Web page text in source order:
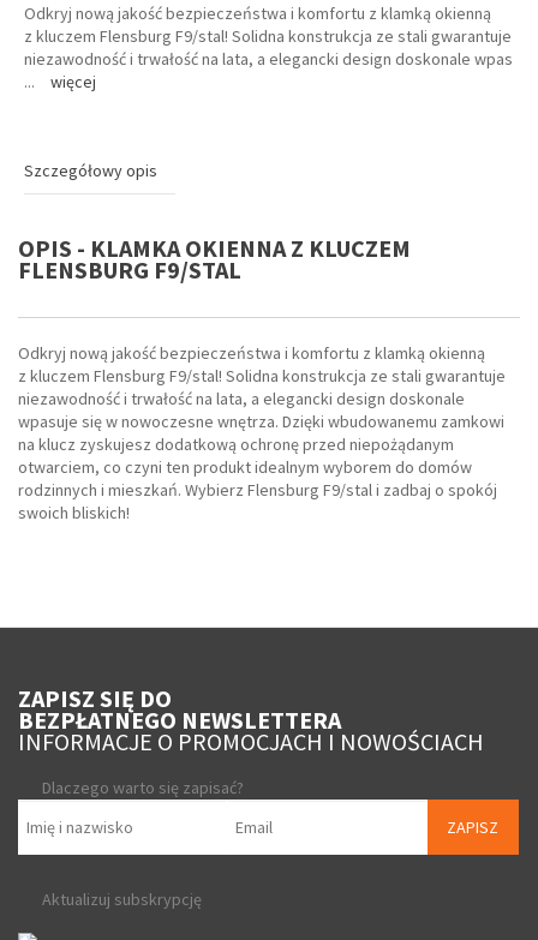
Odkryj nową jakość bezpieczeństwa i komfortu z klamką okienną
z kluczem Flensburg F9/stal! Solidna konstrukcja ze stali gwarantuje
niezawodność i trwałość na lata, a elegancki design doskonale wpas
...
więcej
Szczegółowy opis
OPIS - KLAMKA OKIENNA Z KLUCZEM
FLENSBURG F9/STAL
Odkryj nową jakość bezpieczeństwa i komfortu z klamką okienną
z kluczem Flensburg F9/stal! Solidna konstrukcja ze stali gwarantuje
niezawodność i trwałość na lata, a elegancki design doskonale
wpasuje się w nowoczesne wnętrza. Dzięki wbudowanemu zamkowi
na klucz zyskujesz dodatkową ochronę przed niepożądanym
otwarciem, co czyni ten produkt idealnym wyborem do domów
rodzinnych i mieszkań. Wybierz Flensburg F9/stal i zadbaj o spokój
swoich bliskich!
ZAPISZ SIĘ DO
BEZPŁATNEGO NEWSLETTERA
INFORMACJE O PROMOCJACH I NOWOŚCIACH
Dlaczego warto się zapisać?
ZAPISZ
Aktualizuj subskrypcję